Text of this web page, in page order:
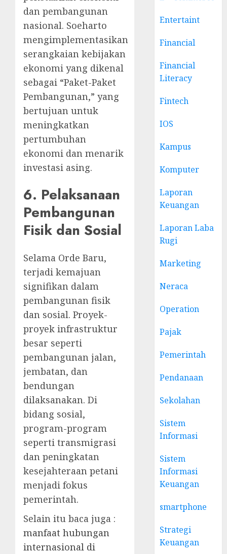
dan pembangunan
nasional. Soeharto
mengimplementasikan
serangkaian kebijakan
ekonomi yang dikenal
sebagai “Paket-Paket
Pembangunan,” yang
bertujuan untuk
meningkatkan
pertumbuhan
ekonomi dan menarik
investasi asing.
6. Pelaksanaan
Pembangunan
Fisik dan Sosial
Selama Orde Baru,
terjadi kemajuan
signifikan dalam
pembangunan fisik
dan sosial. Proyek-
proyek infrastruktur
besar seperti
pembangunan jalan,
jembatan, dan
bendungan
dilaksanakan. Di
bidang sosial,
program-program
seperti transmigrasi
dan peningkatan
kesejahteraan petani
menjadi fokus
pemerintah.
Selain itu baca juga :
manfaat hubungan
internasional di
Entertaint
Financial
Financial
Literacy
Fintech
IOS
Kampus
Komputer
Laporan
Keuangan
Laporan Laba
Rugi
Marketing
Neraca
Operation
Pajak
Pemerintah
Pendanaan
Sekolahan
Sistem
Informasi
Sistem
Informasi
Keuangan
smartphone
Strategi
Keuangan